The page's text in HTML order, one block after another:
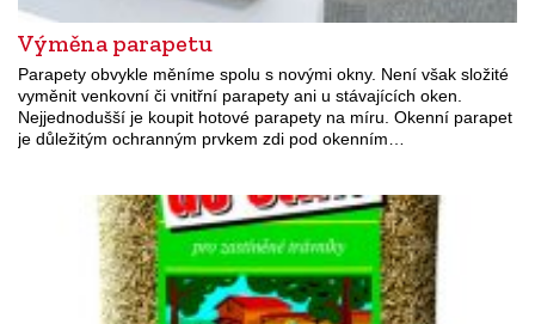
Výměna parapetu
Parapety obvykle měníme spolu s novými okny. Není však složité
vyměnit venkovní či vnitřní parapety ani u stávajících oken.
Nejjednodušší je koupit hotové parapety na míru. Okenní parapet
je důležitým ochranným prvkem zdi pod okenním…